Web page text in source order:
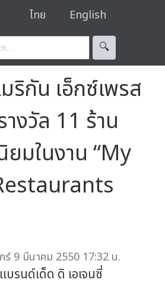
ไทย English
🔍︎
ริกัน เอ็กซ์เพรส
งวัล 11 ร้าน
มในงาน “My
ร์ 9 มีนาคม 2550 17:32 น.
รนด์เด็ด ดิ เอเจนซี่